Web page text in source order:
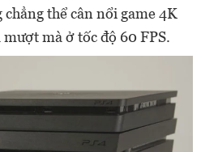
thể cân nổi game 4K
mà ở tốc độ 60 FPS.